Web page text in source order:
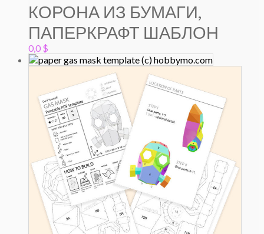
КОРОНА ИЗ БУМАГИ,
ПАПЕРКРАФТ ШАБЛОН
0,0 $